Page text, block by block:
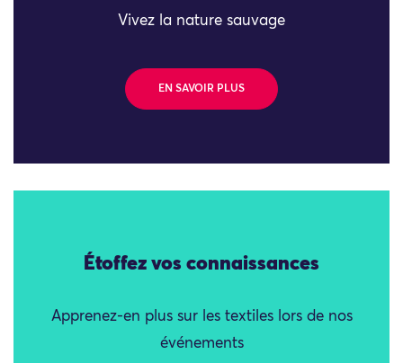
Vivez la nature sauvage
EN SAVOIR PLUS
Étoffez vos connaissances
Apprenez-en plus sur les textiles lors de nos
événements